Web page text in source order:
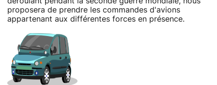
proposera de prendre les commandes d'avions
appartenant aux différentes forces en présence.